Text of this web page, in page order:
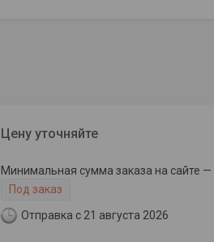
Цену уточняйте
Минимальная сумма заказа на сайте —
Под заказ
Отправка с 21 августа 2026